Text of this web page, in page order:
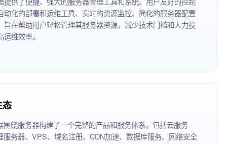
动化的部署和运维工具、实时的资源监控、简化的服务器配置
旨在帮助用户轻松管理其服务器资源，减少技术门槛和人力投
维效率。
态
围绕服务器构建了一个完整的产品和服务体系。包括云服务
服务器、VPS、域名注册、CDN加速、数据库服务、网络安全